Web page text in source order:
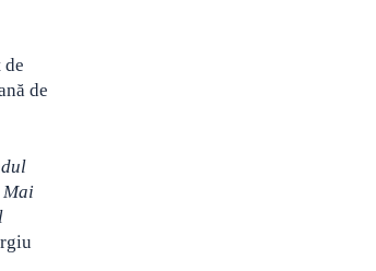
de
Mai